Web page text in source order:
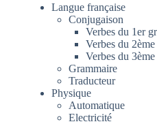
Langue française
Conjugaison
Verbes du 1er
Verbes du
Verbes du
Grammaire
Traducteur
Physique
Automatique
Electricité